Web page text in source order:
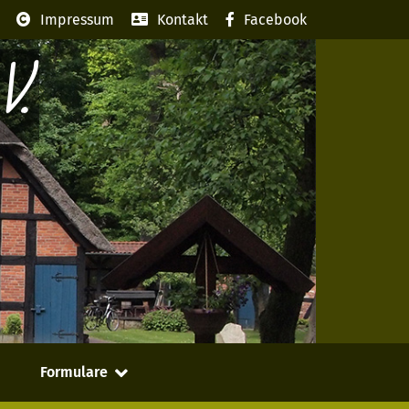
Impressum Kontakt Facebook
Formulare